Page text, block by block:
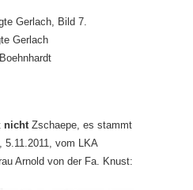
Gerlach, Bild 7.
Gerlach
nichtZschaepe, es stammt
5.11.2011, vom LKA
Arnold von der Fa. Knust: